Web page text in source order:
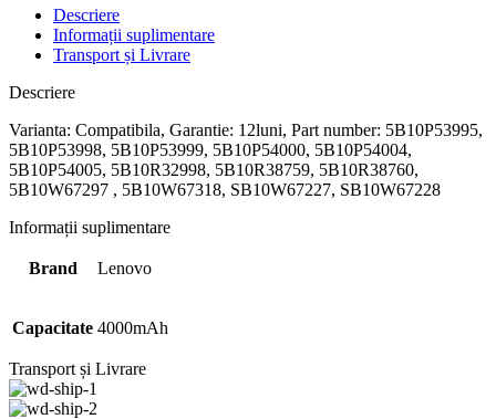
Descriere
Informații suplimentare
Transport și Livrare
Descriere
Varianta: Compatibila, Garantie: 12luni, Part number: 5B10P53995,
5B10P53998, 5B10P53999, 5B10P54000, 5B10P54004,
5B10P54005, 5B10R32998, 5B10R38759, 5B10R38760,
5B10W67297 , 5B10W67318, SB10W67227, SB10W67228
Informații suplimentare
Brand Lenovo
Capacitate 4000mAh
Transport și Livrare